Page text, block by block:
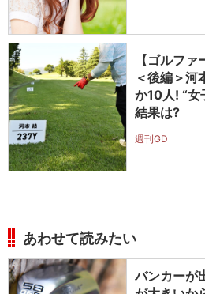
【ゴルフ
＜後編＞河
か10人! “女
結果は?
週刊GD
あわせて読みたい
バンカーが